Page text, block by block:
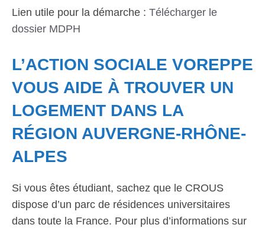
Lien utile pour la démarche : Télécharger le
dossier MDPH
L’ACTION SOCIALE VOREPPE
VOUS AIDE À TROUVER UN
LOGEMENT DANS LA
RÉGION AUVERGNE-RHÔNE-
ALPES
Si vous êtes étudiant, sachez que le CROUS
dispose d’un parc de résidences universitaires
dans toute la France. Pour plus d’informations sur